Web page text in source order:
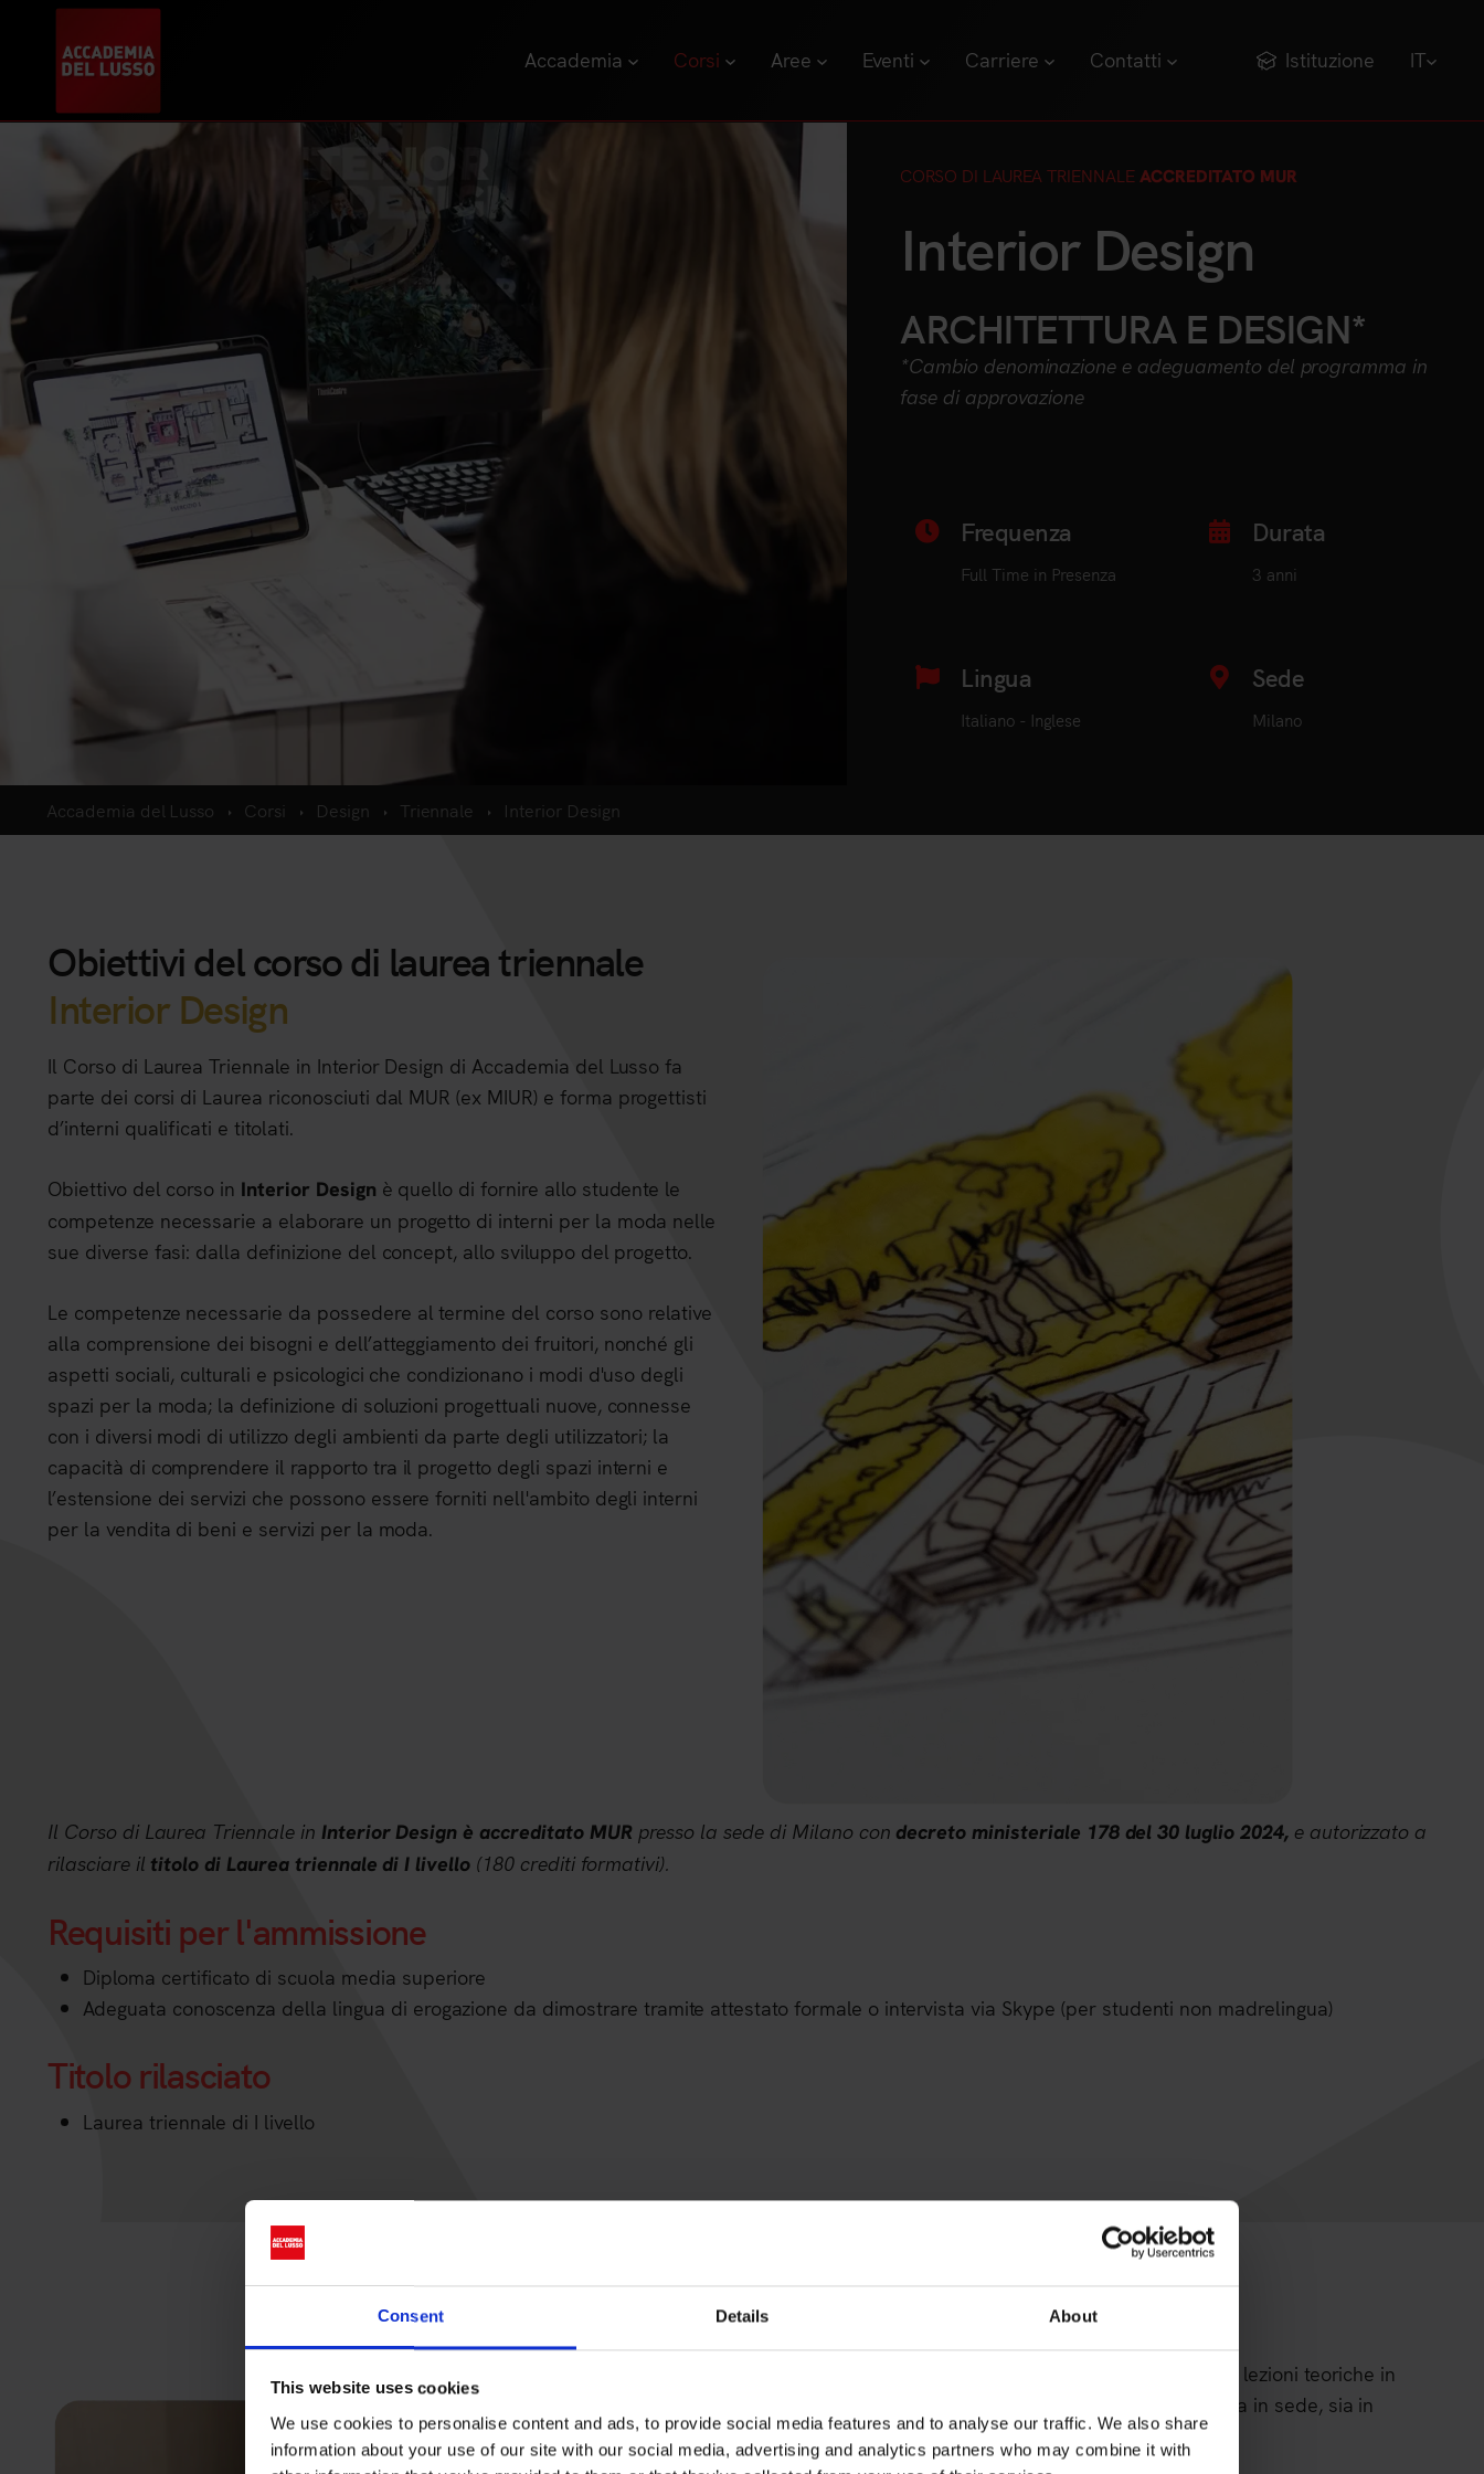
Consent Details About
This website uses cookies
We use cookies to personalise content and ads, to provide social media features and to analyse our traffic. We also share
information about your use of our site with our social media, advertising and analytics partners who may combine it with
Accademia Corsi Aree Eventi Carriere Contatti Istituzione IT
CORSO DI LAUREA TRIENNALEACCREDITATO MUR
Interior Design
ARCHITETTURA E DESIGN*
*Cambio denominazione e adeguamento del programma in
fase di approvazione
Frequenza
Full Time in Presenza
Durata
3 anni
Lingua
Italiano - Inglese
Sede
Milano
Accademia del Lusso Corsi Design Triennale Interior Design
Obiettivi del corso di laurea triennale
Interior Design
Il Corso di Laurea Triennale in Interior Design di Accademia del Lusso fa
parte dei corsi di Laurea riconosciuti dal MUR (ex MIUR) e forma progettisti
d’interni qualificati e titolati.
Obiettivo del corso in Interior Design è quello di fornire allo studente le
competenze necessarie a elaborare un progetto di interni per la moda nelle
sue diverse fasi: dalla definizione del concept, allo sviluppo del progetto.
Le competenze necessarie da possedere al termine del corso sono relative
alla comprensione dei bisogni e dell’atteggiamento dei fruitori, nonché gli
aspetti sociali, culturali e psicologici che condizionano i modi d'uso degli
spazi per la moda; la definizione di soluzioni progettuali nuove, connesse
con i diversi modi di utilizzo degli ambienti da parte degli utilizzatori; la
capacità di comprendere il rapporto tra il progetto degli spazi interni e
l’estensione dei servizi che possono essere forniti nell'ambito degli interni
per la vendita di beni e servizi per la moda.
Il Corso di Laurea Triennale in Interior Design è accreditato MUR presso la sede di Milano con decreto ministeriale 178 del 30 luglio 2024, e autorizzato a
rilasciare il titolo di Laurea triennale di I livello (180 crediti formativi).
Requisiti per l'ammissione
Diploma certificato di scuola media superiore
Adeguata conoscenza della lingua di erogazione da dimostrare tramite attestato formale o intervista via Skype (per studenti non madrelingua)
Titolo rilasciato
Laurea triennale di I livello
Didattica
Il Corso di Laurea Triennale Interior Design comprende lezioni teoriche in
, sia in sede, sia in
esterno.